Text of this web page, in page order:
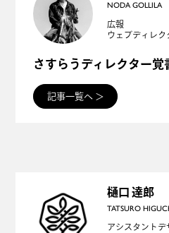
知恵の冷蔵庫からとりだし
り、塩もみしたり。食べる
り。感性だけじゃおいしく
っかいさや、工夫の面白さ
ます。
NODA GOLLILA
広報
ウェブディレク
さすらうディレクター覚
「あ！こいつここにもいる
いただいてます。
業界をさすらい、日々情報
記事一覧へ ＞
樋口 達郎
TATSURO
アシスタントデ